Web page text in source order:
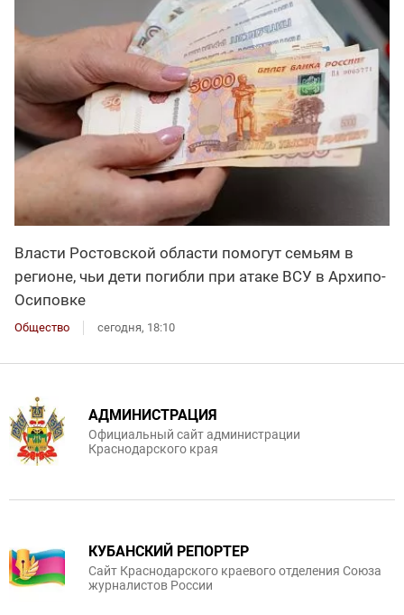
Власти Ростовской области помогут семьям в
регионе, чьи дети погибли при атаке ВСУ в Архипо-
Осиповке
Общество сегодня, 18:10
АДМИНИСТРАЦИЯ
Официальный сайт администрации
Краснодарского края
КУБАНСКИЙ РЕПОРТЕР
Сайт Краснодарского краевого отделения Союза
журналистов России